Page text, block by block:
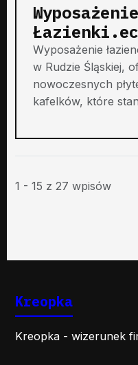
Wyposażenie
w Rudzie Śląskiej,
nowoczesnych
kafelków, które
1 - 15 z 27 wpisów
Kreopka
Kreopka - wizerunek